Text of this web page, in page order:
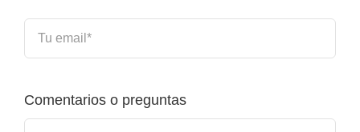
Comentarios o preguntas